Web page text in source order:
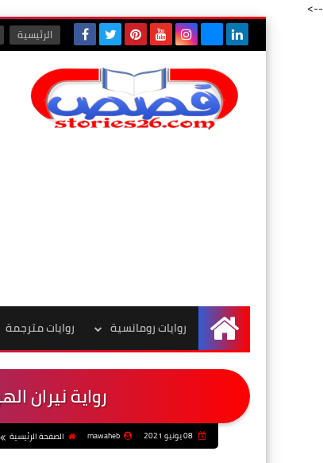
-->
الرئيسية
الرئيسية
روايات رومانسية روايات مترجمة
رواية نيران
08 يونيو 2021 mawaheb الصفحة الرئيسية